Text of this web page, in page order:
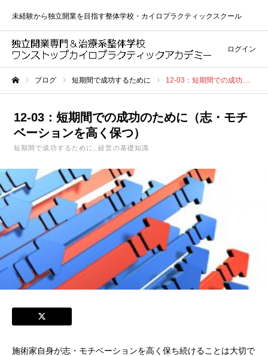
未経験から独立開業を目指す整体学校・カイロプラクティックスクール
ログイン
ブログ 短期間で成功するために 12-03：短期間での成功のために（志・モチベーションを高く保つ）
12-03：短期間での成功のために（志・モチ
ベーションを高く保つ）
短期間で成功するために 経営の基礎知識
施術家自身が志・モチベーションを高く保ち続けることは大切で